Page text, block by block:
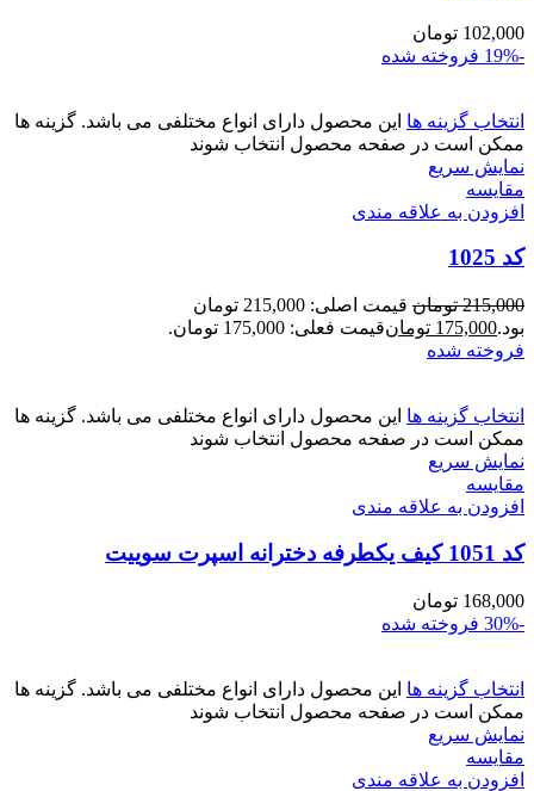
102,000 تومان
-19%
فروخته شده
انتخاب گزینه ها این محصول دارای انواع مختلفی می باشد. گزینه ها
ممکن است در صفحه محصول انتخاب شوند
نمایش سریع
مقايسه
افزودن به علاقه مندی
کد 1025
215,000 تومان
قیمت اصلی: 215,000 تومان
بود.175,000 تومانقیمت فعلی: 175,000 تومان.
فروخته شده
انتخاب گزینه ها این محصول دارای انواع مختلفی می باشد. گزینه ها
ممکن است در صفحه محصول انتخاب شوند
نمایش سریع
مقايسه
افزودن به علاقه مندی
کد 1051 کیف یکطرفه دخترانه اسپرت سوییت
168,000 تومان
-30%
فروخته شده
انتخاب گزینه ها این محصول دارای انواع مختلفی می باشد. گزینه ها
ممکن است در صفحه محصول انتخاب شوند
نمایش سریع
مقايسه
افزودن به علاقه مندی